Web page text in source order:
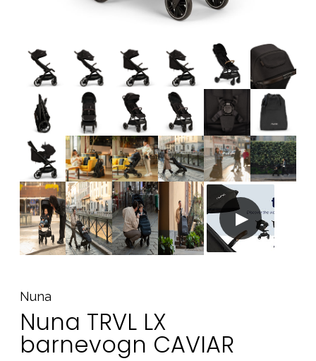
Nuna
Nuna TRVL LX
barnevogn CAVIAR
Varemerker
Sol og bading Outlet
Veiledning
Kontakt oss på
Butikken vår